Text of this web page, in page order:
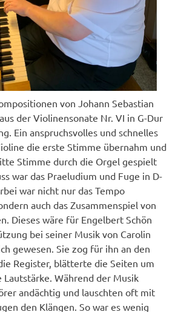
von Johann Sebastian
der Violinensonate Nr. VI in G-Dur
Ein anspruchsvolles und schnelles
die erste Stimme übernahm und
Stimme durch die Orgel gespielt
war das Praeludium und Fuge in D-
war nicht nur das Tempo
auch das Zusammenspiel von
Dieses wäre für Engelbert Schön
bei seiner Musik von Carolin
gewesen. Sie zog für ihn an den
Register, blätterte die Seiten um
Während der Musik
andächtig und lauschten oft mit
den Klängen. So war es wenig